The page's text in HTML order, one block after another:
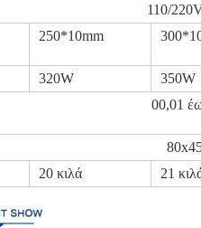
110/
250*10mm
320W
350W
00,01
20 κιλά 21